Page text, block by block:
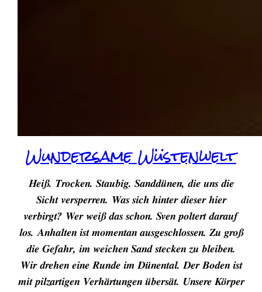
Wundersame Wüstenwelt
Heiß. Trocken. Staubig. Sanddünen, die uns die
Sicht versperren. Was sich hinter dieser hier
verbirgt? Wer weiß das schon. Sven poltert darauf
los. Anhalten ist momentan ausgeschlossen. Zu groß
die Gefahr, im weichen Sand stecken zu bleiben.
Wir drehen eine Runde im Dünental. Der Boden ist
mit pilzartigen Verhärtungen übersät. Unsere Körper